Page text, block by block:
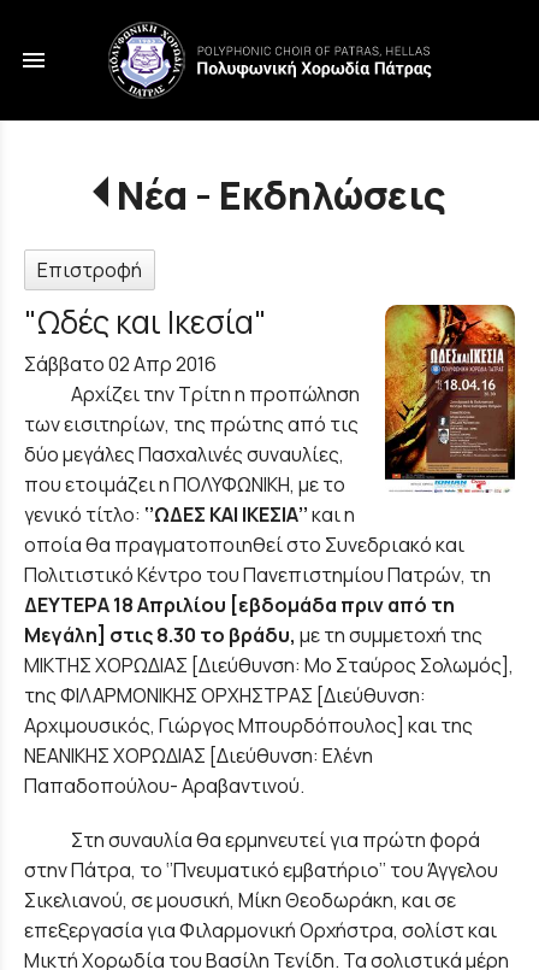
menu
Νέα - Εκδηλώσεις
Επιστροφή
"Ωδές και Ικεσία"
Σάββατο 02 Απρ 2016
Αρχίζει την Τρίτη η προπώληση
των εισιτηρίων, της πρώτης από τις
δύο μεγάλες Πασχαλινές συναυλίες,
που ετοιμάζει η ΠΟΛΥΦΩΝΙΚΗ, με το
γενικό τίτλο: ‘’ΩΔΕΣ ΚΑΙ ΙΚΕΣΙΑ’’και η
οποία θα πραγματοποιηθεί στο Συνεδριακό και
Πολιτιστικό Κέντρο του Πανεπιστημίου Πατρών, τη
ΔΕΥΤΕΡΑ 18 Απριλίου [εβδομάδα πριν από τη
Μεγάλη] στις 8.30 το βράδυ, με τη συμμετοχή της
ΜΙΚΤΗΣ ΧΟΡΩΔΙΑΣ [Διεύθυνση: Μο Σταύρος Σολωμός],
της ΦΙΛΑΡΜΟΝΙΚΗΣ ΟΡΧΗΣΤΡΑΣ [Διεύθυνση:
Αρχιμουσικός, Γιώργος Μπουρδόπουλος] και της
ΝΕΑΝΙΚΗΣ ΧΟΡΩΔΙΑΣ [Διεύθυνση: Ελένη
Παπαδοπούλου- Αραβαντινού.
Στη συναυλία θα ερμηνευτεί για πρώτη φορά
στην Πάτρα, το ‘’Πνευματικό εμβατήριο’’ του Άγγελου
Σικελιανού, σε μουσική, Μίκη Θεοδωράκη, και σε
επεξεργασία για Φιλαρμονική Ορχήστρα, σολίστ και
Μικτή Χορωδία του Βασίλη Τενίδη. Τα σολιστικά μέρη